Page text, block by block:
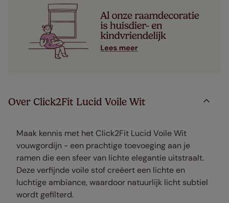
Over Click2Fit Lucid Voile Wit
Maak kennis met het Click2Fit Lucid Voile Wit
vouwgordijn - een prachtige toevoeging aan je
ramen die een sfeer van lichte elegantie uitstraalt.
Deze verfijnde voile stof creëert een lichte en
luchtige ambiance, waardoor natuurlijk licht subtiel
wordt gefilterd.